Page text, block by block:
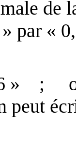
de
» par
» ;
peut